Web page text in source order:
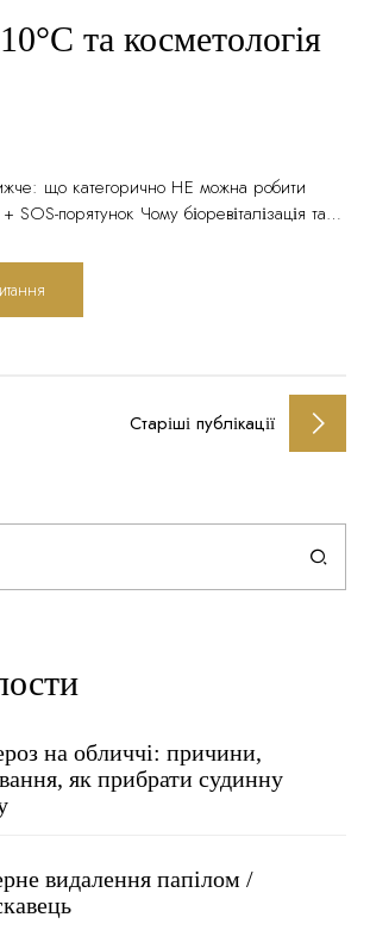
та косметологія
що категорично НЕ можна робити
SOS-порятунок Чому біоревіталізація та
Час читання: 16 хвилин | Актуально:
2025 | Експертна думка
статті Чому мороз — ворог
Старіші публікації
на обличчі: причини,
як прибрати судинну
видалення папілом /